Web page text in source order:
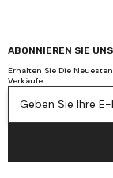
ABONNIEREN SIE
Erhalten Sie Die
Verkäufe.
Geben Sie Ihre